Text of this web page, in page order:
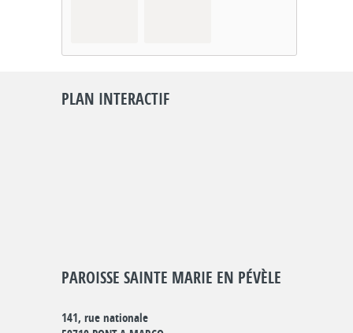
PLAN INTERACTIF
PAROISSE SAINTE MARIE EN PÉVÈLE
141, rue nationale